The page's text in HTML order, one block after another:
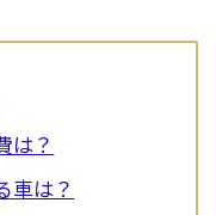
は？
車は？